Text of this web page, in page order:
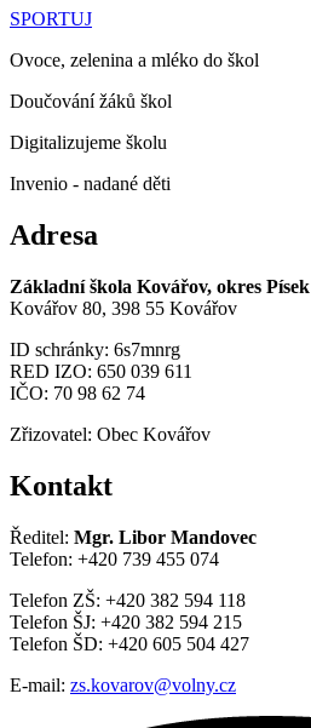
SPORTUJ
Ovoce, zelenina a mléko do škol
Doučování žáků škol
Digitalizujeme školu
Invenio - nadané děti
Adresa
Základní škola Kovářov, okres Písek
Kovářov 80, 398 55 Kovářov
ID schránky: 6s7mnrg
RED IZO: 650 039 611
IČO: 70 98 62 74
Zřizovatel: Obec Kovářov
Kontakt
Ředitel: Mgr. Libor Mandovec
Telefon: +420 739 455 074
Telefon ZŠ: +420 382 594 118
Telefon ŠJ: +420 382 594 215
Telefon ŠD: +420 605 504 427
E-mail: zs.kovarov@volny.cz